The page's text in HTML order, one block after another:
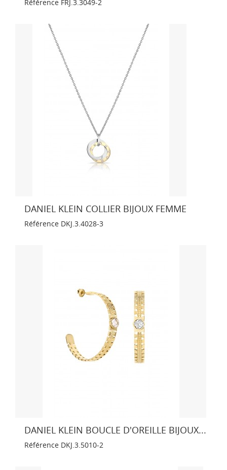
Référence FRJ.3.3049-2
DANIEL KLEIN COLLIER BIJOUX FEMME
Référence DKJ.3.4028-3
DANIEL KLEIN BOUCLE D'OREILLE BIJOUX...
Référence DKJ.3.5010-2